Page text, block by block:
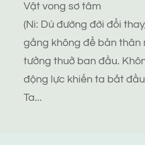
Vật vong sơ tâm
(Ni: Dù đường đời đổi
gắng không để bản thân
tưởng thuở ban đầu.
động lực khiến ta bắt
Ta...